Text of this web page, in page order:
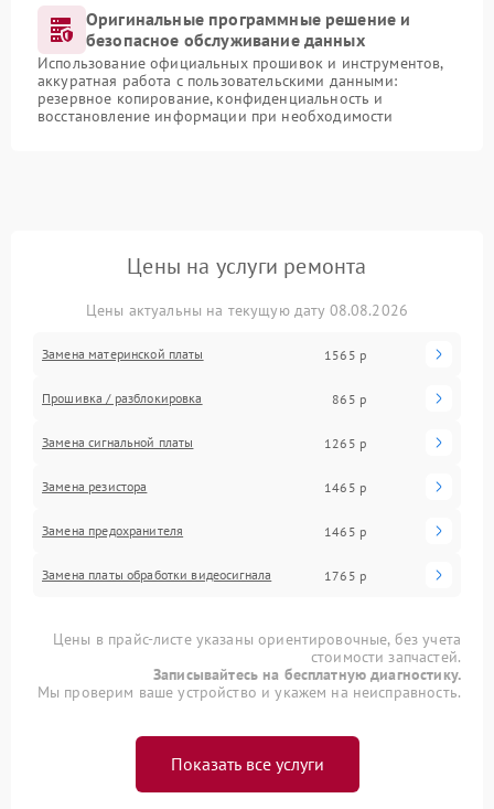
Оригинальные программные решение и
безопасное обслуживание данных
Использование официальных прошивок и инструментов,
аккуратная работа с пользовательскими данными:
резервное копирование, конфиденциальность и
восстановление информации при необходимости
Цены на услуги ремонта
Цены актуальны на текущую дату 08.08.2026
Замена материнской платы 1565 р
Прошивка / разблокировка 865 р
Замена сигнальной платы 1265 р
Замена резистора 1465 р
Замена предохранителя 1465 р
Замена платы обработки видеосигнала 1765 р
Цены в прайс-листе указаны ориентировочные, без учета
стоимости запчастей.
Записывайтесь на бесплатную диагностику.
Мы проверим ваше устройство и укажем на неисправность.
Показать все услуги